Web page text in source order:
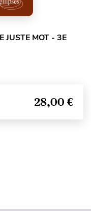
JUSTE MOT - 3E
28,00 €